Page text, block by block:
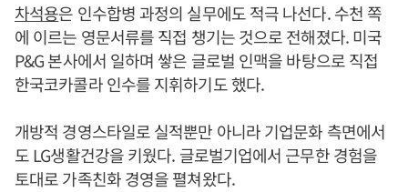
차석용은 인수합병 과정의 실무에도 적극 나선다. 수천 쪽
에 이르는 영문서류를 직접 챙기는 것으로 전해졌다. 미국
P&G 본사에서 일하며 쌓은 글로벌 인맥을 바탕으로 직접
한국코카콜라 인수를 지휘하기도 했다.
개방적 경영스타일로 실적뿐만 아니라 기업문화 측면에서
도 LG생활건강을 키웠다. 글로벌기업에서 근무한 경험을
토대로 가족친화 경영을 펼쳐왔다.